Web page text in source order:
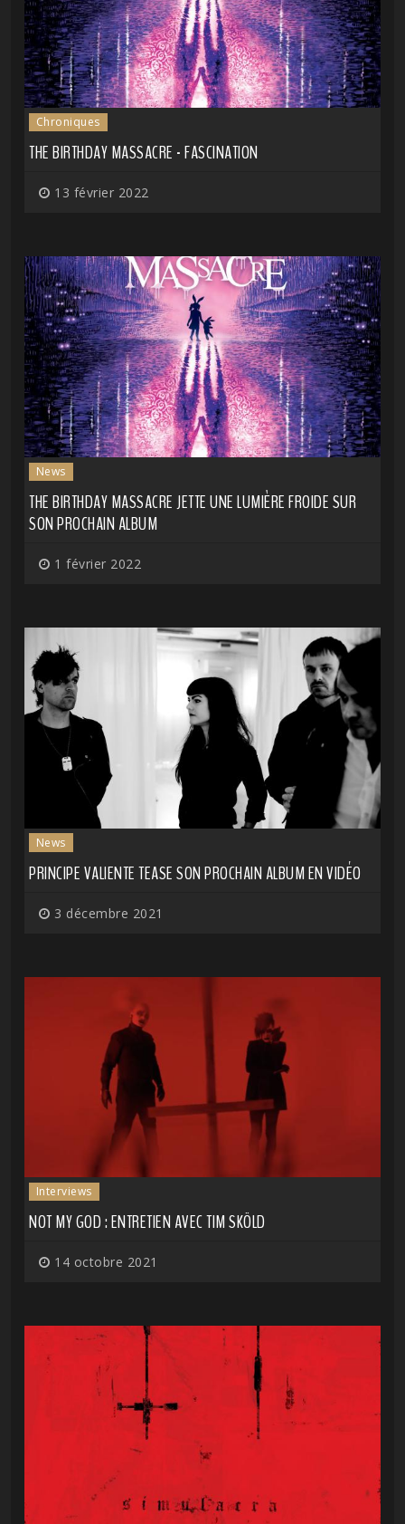
Chroniques
THE BIRTHDAY MASSACRE - FASCINATION
13 février 2022
News
THE BIRTHDAY MASSACRE JETTE UNE LUMIÈRE FROIDE SUR
SON PROCHAIN ALBUM
1 février 2022
News
PRINCIPE VALIENTE TEASE SON PROCHAIN ALBUM EN VIDÉO
3 décembre 2021
Interviews
NOT MY GOD : ENTRETIEN AVEC TIM SKÖLD
14 octobre 2021